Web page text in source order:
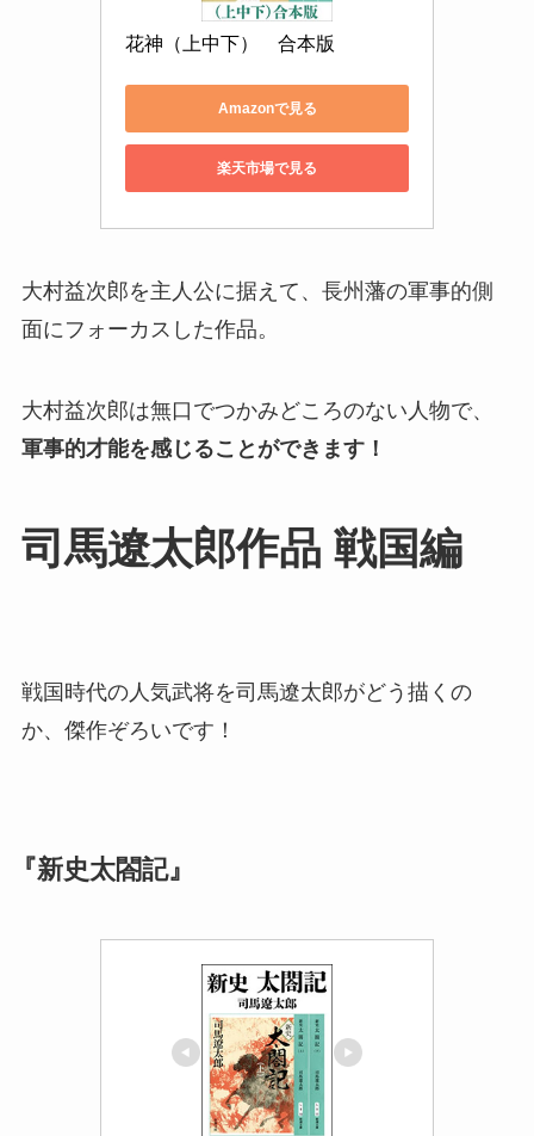
花神（上中下）　合本版
Amazonで見る
楽天市場で見る
大村益次郎を主人公に据えて、長州藩の軍事的側
面にフォーカスした作品。
大村益次郎は無口でつかみどころのない人物で、
軍事的才能を感じることができます！
司馬遼太郎作品 戦国編
戦国時代の人気武将を司馬遼太郎がどう描くの
か、傑作ぞろいです！
『新史太閤記』